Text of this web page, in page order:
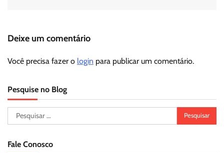
Deixe um comentário
Você precisa fazer o login para publicar um comentário.
Pesquise no Blog
Pesquisar
por:
Fale Conosco